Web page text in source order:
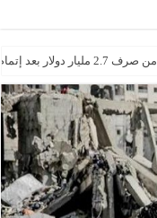
المراجعتين